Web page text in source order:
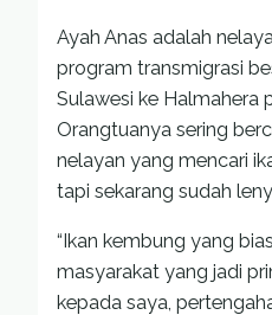
Ayah Anas adalah
program transmigrasi
Sulawesi ke Halmahera
Orangtuanya sering
nelayan yang mencari
tapi sekarang sudah
“Ikan kembung yang
masyarakat yang jadi
kepada saya,